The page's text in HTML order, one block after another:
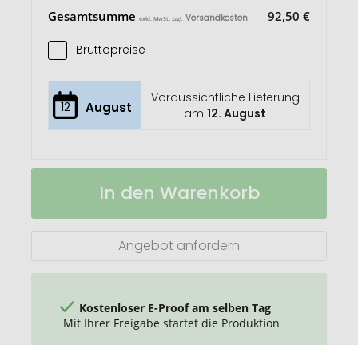
Gesamtsumme exkl. MwSt. zzgl. Versandkosten 92,50 €
Bruttopreise
12 August
Voraussichtliche Lieferung
am12. August
Telio
Weihnachtsmütze
Auf
In den Warenkorb
Angebot anfordern
Kostenloser E-Proof am selben Tag
Mit Ihrer Freigabe startet die Produktion